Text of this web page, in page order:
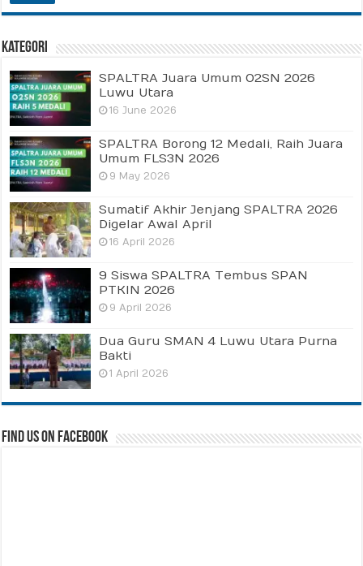
Kategori
SPALTRA Juara Umum O2SN 2026
Luwu Utara
16 June 2026
SPALTRA Borong 12 Medali, Raih Juara
Umum FLS3N 2026
9 May 2026
Sumatif Akhir Jenjang SPALTRA 2026
Digelar Awal April
16 April 2026
9 Siswa SPALTRA Tembus SPAN
PTKIN 2026
9 April 2026
Dua Guru SMAN 4 Luwu Utara Purna
Bakti
1 April 2026
Find us on Facebook